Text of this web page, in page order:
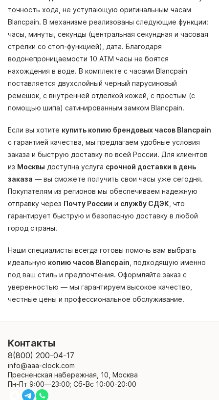
точность хода, не уступающую оригинальным часам
Blancpain. В механизме реализованы следующие функции:
часы, минуты, секунды (центральная секундная и часовая
стрелки со стоп-функцией), дата. Благодаря
водонепроницаемости 10 АТМ часы не боятся
нахождения в воде. В комплекте с часами Blancpain
поставляется двухслойный черный парусиновый
ремешок, с внутренней отделкой кожей, с простым (с
помощью шипа) сатинированным замком Blancpain.
Если вы хотите купить копию брендовых часов Blancpain
с гарантией качества, мы предлагаем удобные условия
заказа и быструю доставку по всей России. Для клиентов
из Москвы доступна услуга срочной доставки в день
заказа — вы сможете получить свои часы уже сегодня.
Покупателям из регионов мы обеспечиваем надежную
отправку через Почту России и службу СДЭК , что
гарантирует быструю и безопасную доставку в любой
город страны.
Наши специалисты всегда готовы помочь вам выбрать
идеальную копию часов Blancpain , подходящую именно
под ваш стиль и предпочтения. Оформляйте заказ с
уверенностью — мы гарантируем высокое качество,
честные цены и профессиональное обслуживание.
Контакты
8(800) 200-04-17
info@aaa-clock.com
Пресненская набережная, 10, Москва
Пн-Пт 9:00—23:00; Сб-Вс 10:00-20:00